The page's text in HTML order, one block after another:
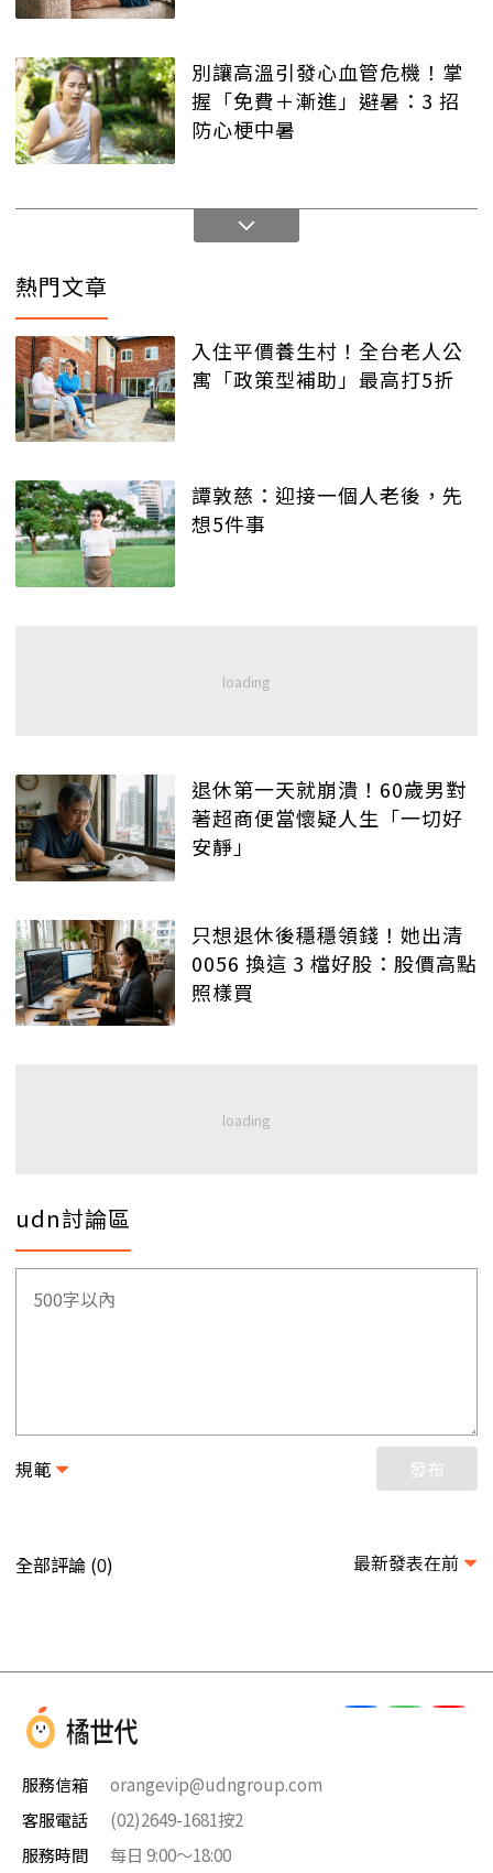
別讓高溫引發心血管危機！掌
握「免費＋漸進」避暑：3 招
防心梗中暑
熱門文章
入住平價養生村！全台老人公
寓「政策型補助」最高打5折
譚敦慈：迎接一個人老後，先
想5件事
退休第一天就崩潰！60歲男對
著超商便當懷疑人生「一切好
安靜」
只想退休後穩穩領錢！她出清
0056 換這 3 檔好股：股價高點
照樣買
udn討論區
規範 發布
全部評論 (0) 最新發表在前
服務信箱
orangevip@udngroup.com
客服電話
(02)2649-1681按2
服務時間
每日 9:00～18:00